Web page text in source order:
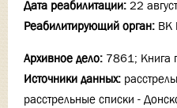
Дата реабилитации: 22
Реабилитирующий орган: ВК
Архивное дело: 7861; Книга
Источники данных:
расстрельные списки -